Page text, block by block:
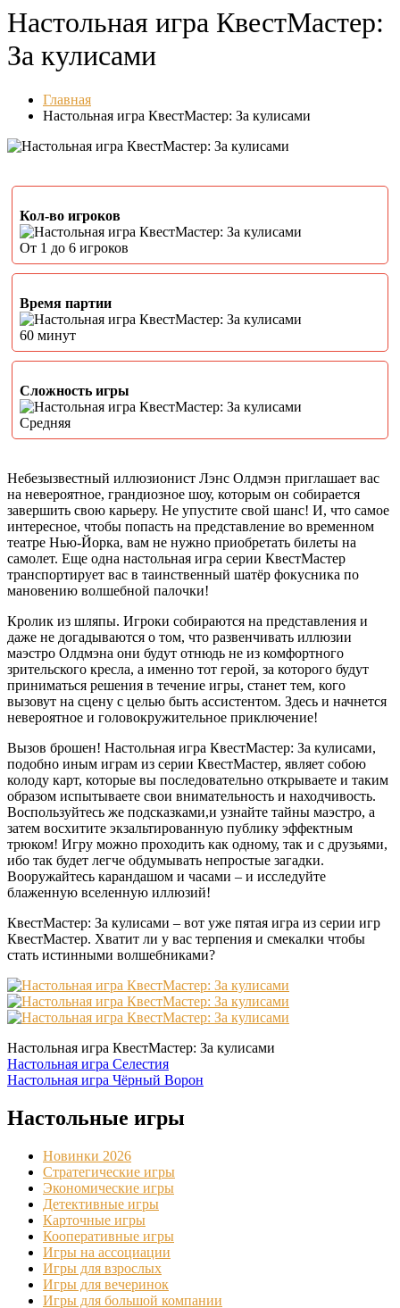
Настольная игра КвестМастер:
За кулисами
Главная
Настольная игра КвестМастер: За кулисами
Кол-во игроков
От 1 до 6 игроков
Время партии
60 минут
Сложность игры
Средняя
Небезызвестный иллюзионист Лэнс Олдмэн приглашает вас
на невероятное, грандиозное шоу, которым он собирается
завершить свою карьеру. Не упустите свой шанс! И, что самое
интересное, чтобы попасть на представление во временном
театре Нью-Йорка, вам не нужно приобретать билеты на
самолет. Еще одна настольная игра серии КвестМастер
транспортирует вас в таинственный шатёр фокусника по
мановению волшебной палочки!
Кролик из шляпы. Игроки собираются на представления и
даже не догадываются о том, что развенчивать иллюзии
маэстро Олдмэна они будут отнюдь не из комфортного
зрительского кресла, а именно тот герой, за которого будут
приниматься решения в течение игры, станет тем, кого
вызовут на сцену с целью быть ассистентом. Здесь и начнется
невероятное и головокружительное приключение!
Вызов брошен! Настольная игра КвестМастер: За кулисами,
подобно иным играм из серии КвестМастер, являет собою
колоду карт, которые вы последовательно открываете и таким
образом испытываете свои внимательность и находчивость.
Воспользуйтесь же подсказками,и узнайте тайны маэстро, а
затем восхитите экзальтированную публику эффектным
трюком! Игру можно проходить как одному, так и с друзьями,
ибо так будет легче обдумывать непростые загадки.
Вооружайтесь карандашом и часами – и исследуйте
блаженную вселенную иллюзий!
КвестМастер: За кулисами – вот уже пятая игра из серии игр
КвестМастер. Хватит ли у вас терпения и смекалки чтобы
стать истинными волшебниками?
Настольная игра КвестМастер: За кулисами
Навигация
по
записям
Настольная игра Селестия
Настольная игра Чёрный Ворон
Настольные игры
Новинки 2026
Стратегические игры
Экономические игры
Детективные игры
Карточные игры
Кооперативные игры
Игры на ассоциации
Игры для взрослых
Игры для вечеринок
Игры для большой компании